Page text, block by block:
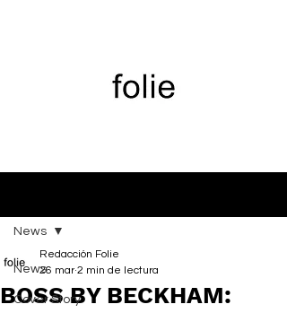
News
Cover Story
News
BOSS BY BECKHAM:
Redacción Folie
26 mar 2 min de lectura